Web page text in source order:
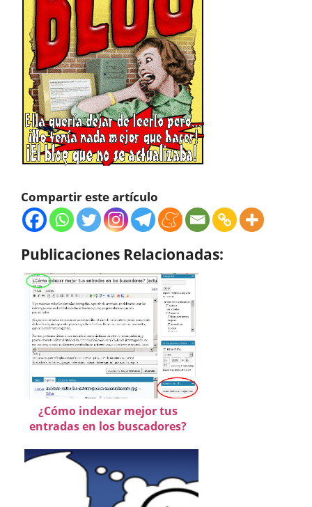
Compartir este artículo
Publicaciones Relacionadas:
¿Cómo indexar mejor tus
entradas en los buscadores?